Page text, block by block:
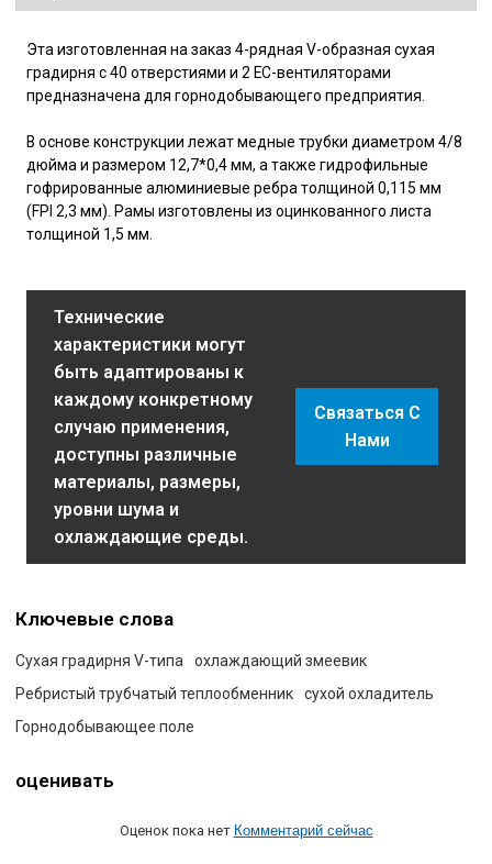
Эта изготовленная на заказ 4-рядная V-образная сухая
градирня с 40 отверстиями и 2 EC-вентиляторами
предназначена для горнодобывающего предприятия.
В основе конструкции лежат медные трубки диаметром 4/8
дюйма и размером 12,7*0,4 мм, а также гидрофильные
гофрированные алюминиевые ребра толщиной 0,115 мм
(FPI 2,3 мм). Рамы изготовлены из оцинкованного листа
толщиной 1,5 мм.
Технические
характеристики могут
быть адаптированы к
каждому конкретному
случаю применения,
доступны различные
материалы, размеры,
уровни шума и
охлаждающие среды.
Связаться С
Нами
Ключевые слова
Сухая градирня V-типа
охлаждающий змеевик
Ребристый трубчатый теплообменник
сухой охладитель
Горнодобывающее поле
оценивать
Оценок пока нет Комментарий сейчас